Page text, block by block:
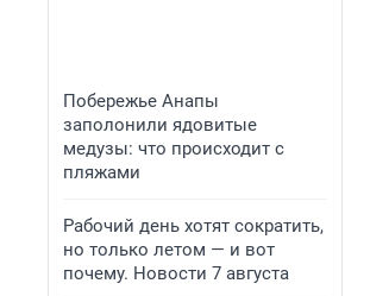
Побережье Анапы
заполонили ядовитые
медузы: что происходит с
пляжами
Рабочий день хотят сократить,
но только летом — и вот
почему. Новости 7 августа